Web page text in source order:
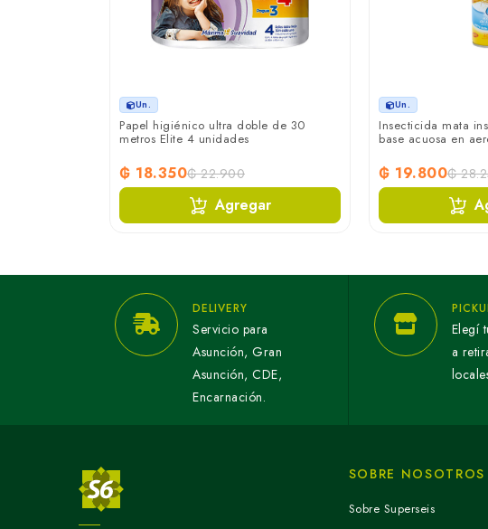
Un.
Papel higiénico ultra doble de 30
metros Elite 4 unidades
₲ 18.350₲ 22.900
Agregar
Un.
Insecticida mata
base acuosa en
₲ 19.800₲
DELIVERY
Servicio para
Asunción, Gran
Asunción, CDE,
Encarnación.
Elegí
a
SOBRE NOSOTROS
Sobre Superseis